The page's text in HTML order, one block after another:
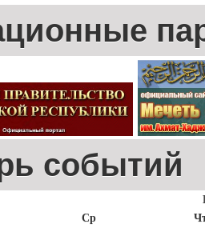
событий
Ср